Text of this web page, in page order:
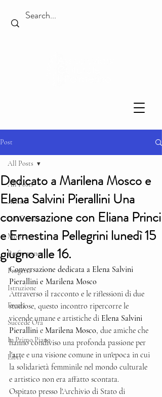
Post
All Posts
Artisti
Conferenze
Mostre
Performance
Progetti
Istruzione
Eventi
Succede Ora
In Primo Piano
Libri
All Posts
Dedicato a Marilena Mosco e
Elena Salvini Pierallini Una
conversazione con Eliana Princi
e Ernestina Pellegrini lunedì 15
giugno alle 16.
Conversazione dedicata a Elena Salvini
Pierallini e Marilena Mosco
Attraverso il racconto e le riflessioni di due
studiose, questo incontro ripercorre le
vicende umane e artistiche di Elena Salvini
Pierallini e Marilena Mosco, due amiche che
hanno condiviso una profonda passione per
l'arte e una visione comune in un'epoca in cui
la solidarietà femminile nel mondo culturale
e artistico non era affatto scontata.
Ospitato presso l'Archivio di Stato di